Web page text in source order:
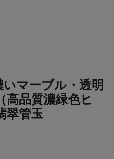
いマーブル・透明
高品質濃緑色ヒ
翠管玉